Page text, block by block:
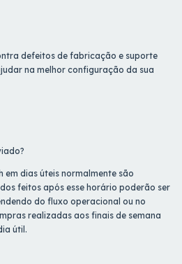
defeitos de fabricação e suporte
na melhor configuração da sua
em dias úteis normalmente são
feitos após esse horário poderão ser
do fluxo operacional ou no
realizadas aos finais de semana
útil.